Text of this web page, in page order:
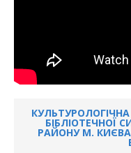
КУЛЬТУРОЛОГІЧНА
БІБЛІОТЕЧНОЇ
РАЙОНУ М.